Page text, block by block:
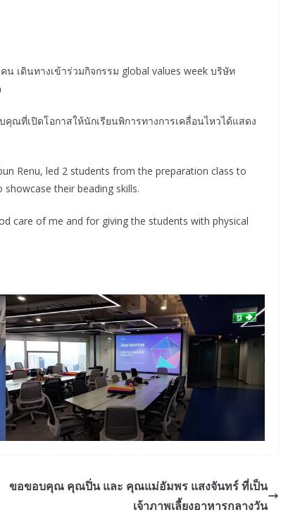
เดินทางเข้าร่วมกิจกรรม global values week บริษัท
ที่เปิดโอกาสให้นักเรียนพิการทางการเคลื่อนไหวได้แสดง
Renu, led 2 students from the preparation class to
their beading skills.
care of me and for giving the students with physical
ขอขอบคุณ คุณปิ่น และ คุณแม่อัมพร แสงจันทร์ ที่เป็น
เจ้าภาพเลี้ยงอาหารกลางวัน